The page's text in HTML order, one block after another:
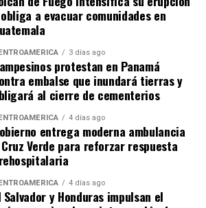
el turismo, las empresas
energías renovables, el sector
y otras actividades
el exdirector general de Ingresos,
calificó el sistema tributario
«archipiélago de exonerados
que numerosos incentivos
sobre su impacto
generando inequidades en la
a evacuar comunidades en
3 días ago
protestan en Panamá
embalse que inundará tierras y
al cierre de cementerios
4 días ago
entrega moderna ambulancia
Verde para reforzar respuesta
4 días ago
Salvador y Honduras impulsan el